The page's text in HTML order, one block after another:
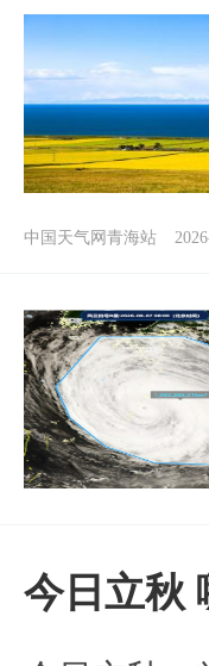
中国天气网青海站
今日立秋